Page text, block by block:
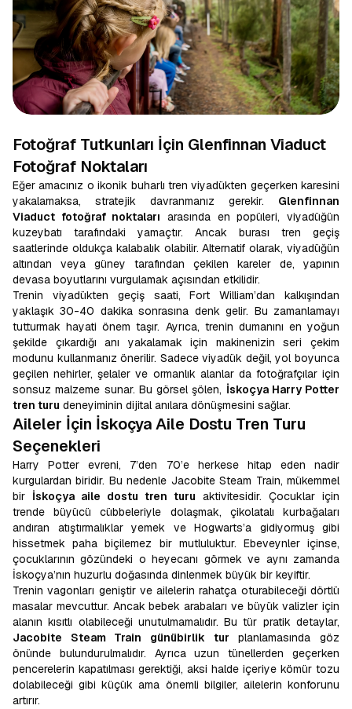
Fotoğraf Tutkunları İçin Glenfinnan Viaduct
Fotoğraf Noktaları
Eğer amacınız o ikonik buharlı tren viyadükten geçerken karesini
yakalamaksa, stratejik davranmanız gerekir. Glenfinnan
Viaduct fotoğraf noktaları arasında en popüleri, viyadüğün
kuzeybatı tarafındaki yamaçtır. Ancak burası tren geçiş
saatlerinde oldukça kalabalık olabilir. Alternatif olarak, viyadüğün
altından veya güney tarafından çekilen kareler de, yapının
devasa boyutlarını vurgulamak açısından etkilidir.
Trenin viyadükten geçiş saati, Fort William’dan kalkışından
yaklaşık 30-40 dakika sonrasına denk gelir. Bu zamanlamayı
tutturmak hayati önem taşır. Ayrıca, trenin dumanını en yoğun
şekilde çıkardığı anı yakalamak için makinenizin seri çekim
modunu kullanmanız önerilir. Sadece viyadük değil, yol boyunca
geçilen nehirler, şelaler ve ormanlık alanlar da fotoğrafçılar için
sonsuz malzeme sunar. Bu görsel şölen, İskoçya Harry Potter
tren turu deneyiminin dijital anılara dönüşmesini sağlar.
Aileler İçin İskoçya Aile Dostu Tren Turu
Seçenekleri
Harry Potter evreni, 7’den 70’e herkese hitap eden nadir
kurgulardan biridir. Bu nedenle Jacobite Steam Train, mükemmel
bir İskoçya aile dostu tren turu aktivitesidir. Çocuklar için
trende büyücü cübbeleriyle dolaşmak, çikolatalı kurbağaları
andıran atıştırmalıklar yemek ve Hogwarts’a gidiyormuş gibi
hissetmek paha biçilemez bir mutluluktur. Ebeveynler içinse,
çocuklarının gözündeki o heyecanı görmek ve aynı zamanda
İskoçya’nın huzurlu doğasında dinlenmek büyük bir keyiftir.
Trenin vagonları geniştir ve ailelerin rahatça oturabileceği dörtlü
masalar mevcuttur. Ancak bebek arabaları ve büyük valizler için
alanın kısıtlı olabileceği unutulmamalıdır. Bu tür pratik detaylar,
Jacobite Steam Train günübirlik tur planlamasında göz
önünde bulundurulmalıdır. Ayrıca uzun tünellerden geçerken
pencerelerin kapatılması gerektiği, aksi halde içeriye kömür tozu
dolabileceği gibi küçük ama önemli bilgiler, ailelerin konforunu
artırır.